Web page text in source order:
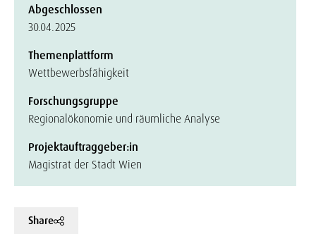
Abgeschlossen
30.04.2025
Themenplattform
Wettbewerbsfähigkeit
Forschungsgruppe
Regionalökonomie und räumliche Analyse
Projektauftraggeber:in
Magistrat der Stadt Wien
Share